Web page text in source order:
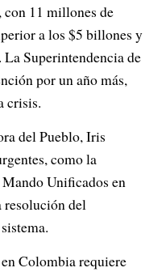
con 11 millones de
a los $5 billones y
La Superintendencia de
por un año más,
crisis.
del Pueblo, Iris
como la
Unificados en
resolución del
Colombia requiere